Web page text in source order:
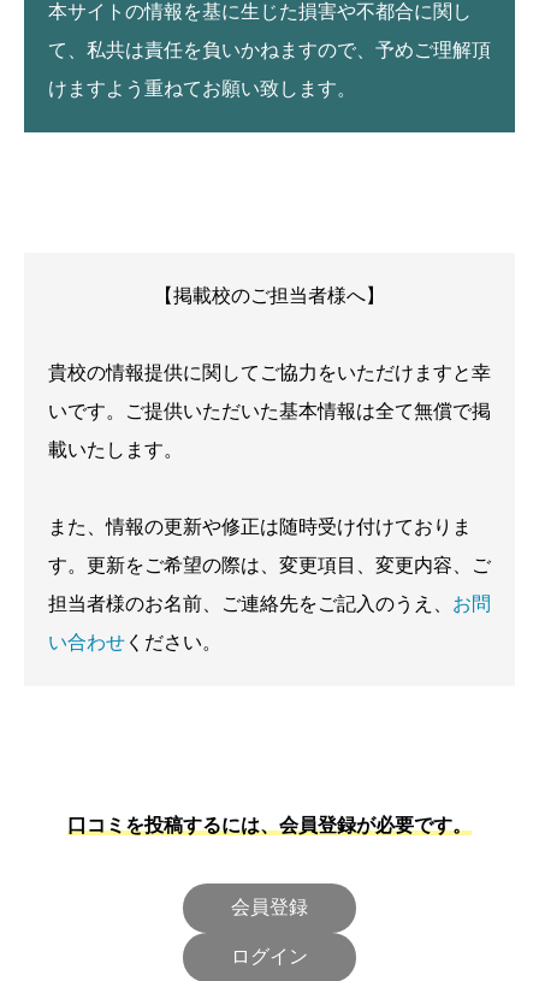
本サイトの情報を基に生じた損害や不都合に関し
て、私共は責任を負いかねますので、予めご理解頂
けますよう重ねてお願い致します。
【掲載校のご担当者様へ】
貴校の情報提供に関してご協力をいただけますと幸
いです。ご提供いただいた基本情報は全て無償で掲
載いたします。
また、情報の更新や修正は随時受け付けておりま
す。更新をご希望の際は、変更項目、変更内容、ご
担当者様のお名前、ご連絡先をご記入のうえ、 お問
い合わせ ください。
口コミを投稿するには、会員登録が必要です。
会員登録
ログイン